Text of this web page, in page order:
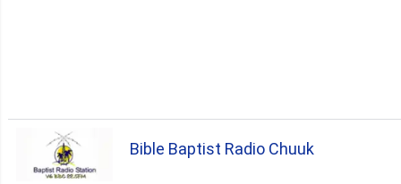
Bible Baptist Radio Chuuk